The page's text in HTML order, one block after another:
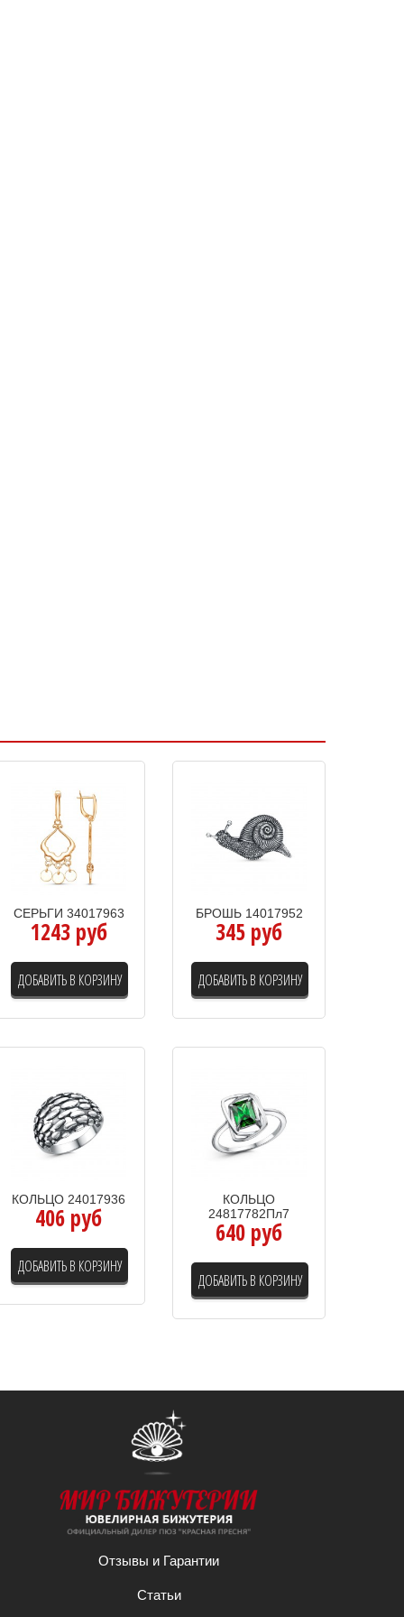
СЕРЬГИ 34017963
1243 руб
ДОБАВИТЬ В КОРЗИНУ
БРОШЬ 14017952
345 руб
ДОБАВИТЬ В КОРЗИНУ
КОЛЬЦО 24017936
406 руб
ДОБАВИТЬ В КОРЗИНУ
КОЛЬЦО
24817782Пл7
640 руб
ДОБАВИТЬ В КОРЗИНУ
Отзывы и Гарантии
Статьи